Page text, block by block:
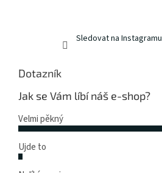
Sledovat na Instagramu
Dotazník
Jak se Vám líbí náš e-shop?
Velmi pěkný
Ujde to